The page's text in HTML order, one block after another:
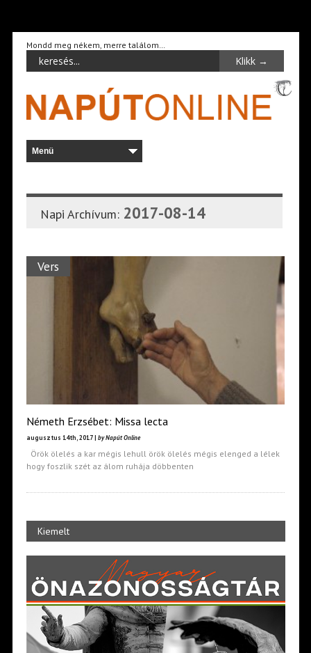
Mondd meg nékem, merre találom…
Napi Archívum: 2017-08-14
Vers
Németh Erzsébet: Missa lecta
augusztus 14th, 2017 | by Napút Online
Örök ölelés a kar mégis lehull örök ölelés mégis elenged a lélek
hogy foszlik szét az álom ruhája döbbenten
Kiemelt